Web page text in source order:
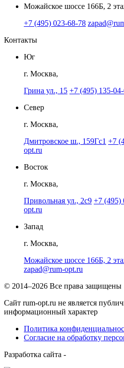
Можайское шоссе 166Б, 2
+7 (495) 023-68-78
Контакты
Юг
г. Москва,
Грина ул., 15 +7 (495) 135-
Север
г. Москва,
Дмитровское ш., 159Гс1 +7
opt.ru
Восток
г. Москва,
Привольная ул., 2с9 +7 (495)
opt.ru
Запад
г. Москва,
Можайское шоссе 166Б, 2
zapad@rum-opt.ru
© 2014–2026 Все права защищены
Сайт rum-opt.ru не является
информационный характер
Политика
Согласие на обработку
Разработка сайта -